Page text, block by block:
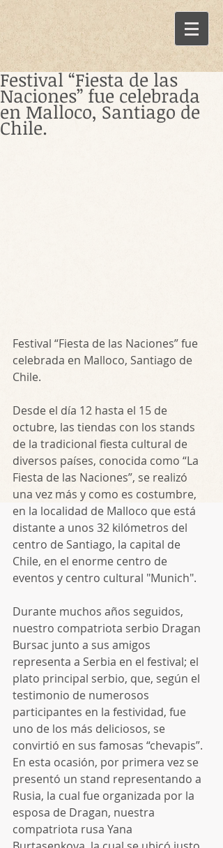
Festival “Fiesta de las
Naciones” fue celebrada
en Malloco, Santiago de
Chile.
Festival “Fiesta de las Naciones” fue
celebrada en Malloco, Santiago de
Chile.
Desde el día 12 hasta el 15 de
octubre, las tiendas con los stands
de la tradicional fiesta cultural de
diversos países, conocida como “La
Fiesta de las Naciones”, se realizó
una vez más y como es costumbre,
en la localidad de Malloco que está
distante a unos 32 kilómetros del
centro de Santiago, la capital de
Chile, en el enorme centro de
eventos y centro cultural "Munich".
Durante muchos años seguidos,
nuestro compatriota serbio Dragan
Bursac junto a sus amigos
representa a Serbia en el festival; el
plato principal serbio, que, según el
testimonio de numerosos
participantes en la festividad, fue
uno de los más deliciosos, se
convirtió en sus famosas “chevapis”.
En esta ocasión, por primera vez se
presentó un stand representando a
Rusia, la cual fue organizada por la
esposa de Dragan, nuestra
compatriota rusa Yana